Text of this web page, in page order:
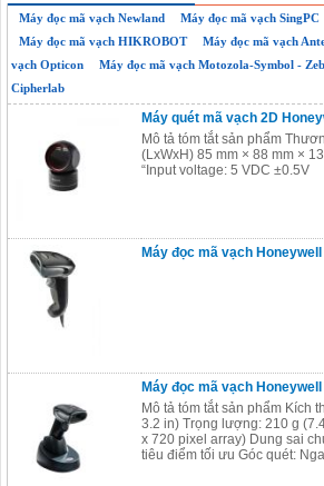
Máy đọc mã vạch Newland Máy đọc mã vạch SingPC
Máy đọc mã vạch HIKROBOT
Máy đọc mã vạch
vạch Opticon
Máy đọc mã vạch Motozola-Symbol -
Cipherlab
Máy quét mã vạch 2D
Mô tả tóm tắt sản phẩm
(LxWxH) 85 mm × 88 mm ×
“Input voltage: 5 VDC ±0.5V
Máy đọc mã vạch
Máy đọc mã vạch
Mô tả tóm tắt sản phẩm Kích
3.2 in) Trọng lượng: 210 g
x 720 pixel array) Dung sai
tiêu điểm tối ưu Góc quét: